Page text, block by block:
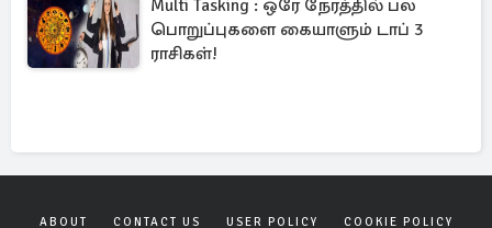
Multi Tasking : ஒரே நேரத்தில் பல
பொறுப்புகளை கையாளும் டாப் 3
ராசிகள்!
ABOUT CONTACT US USER POLICY COOKIE POLICY